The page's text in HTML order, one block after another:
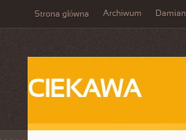
Strona główna Archiwum Damian
CIEKAWA